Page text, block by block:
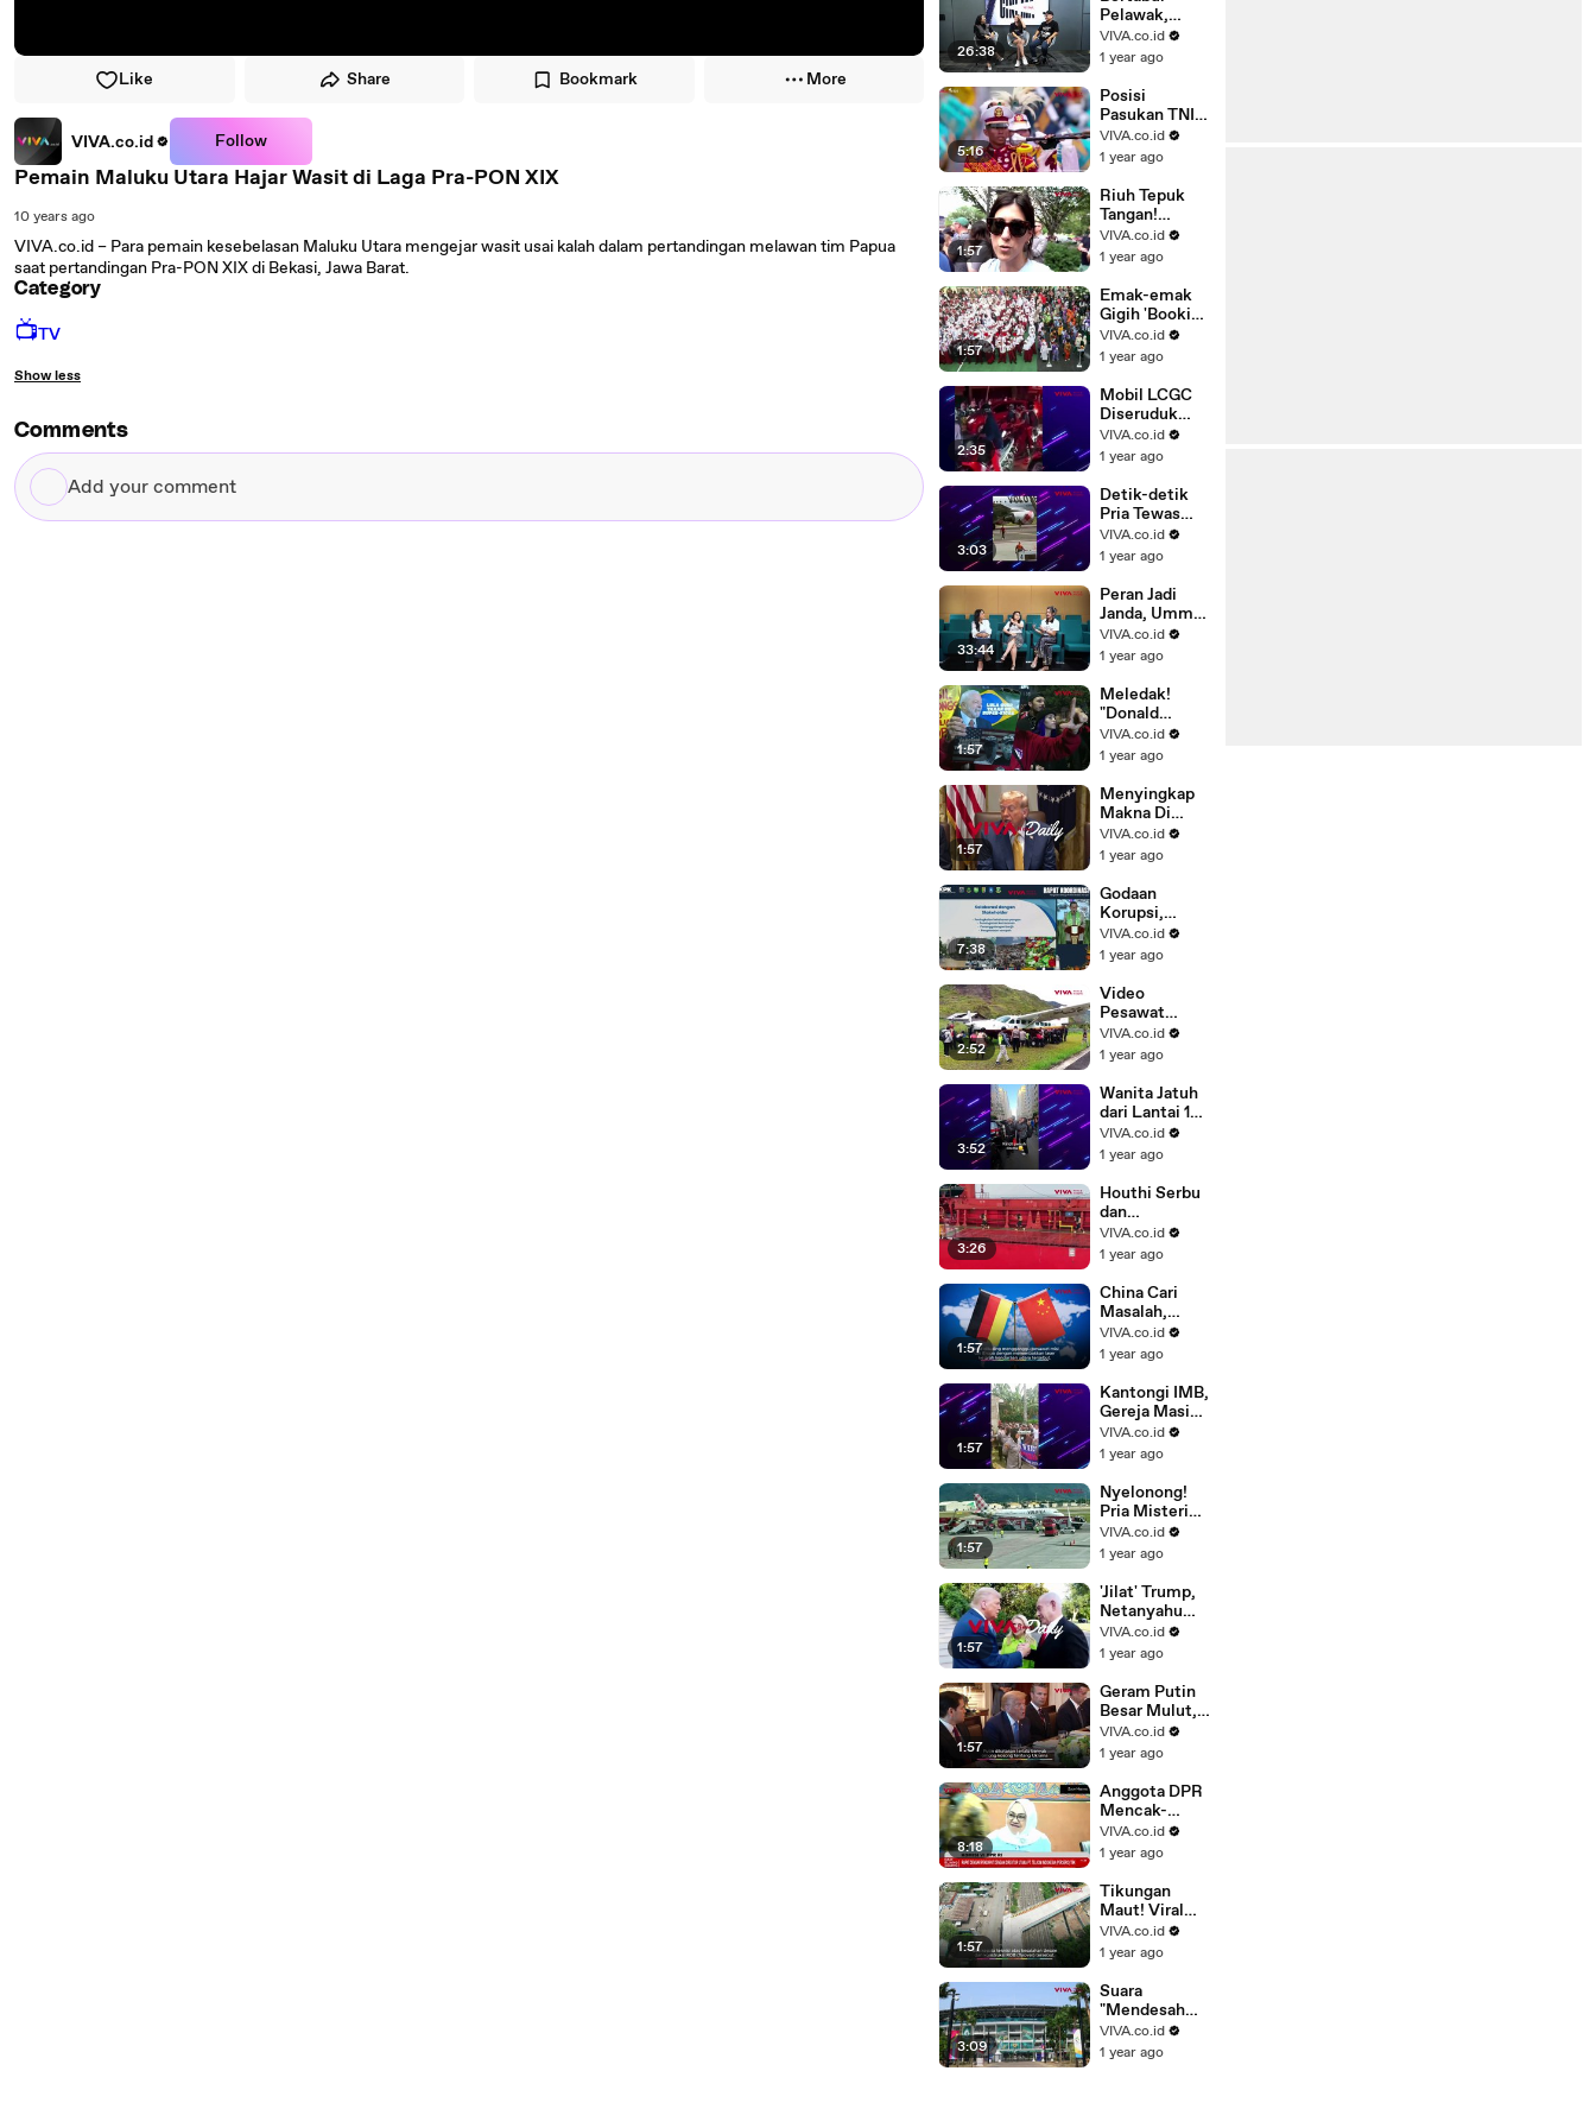
Like Share Bookmark More
VIVA.co.id Follow
Pemain Maluku Utara Hajar Wasit di Laga Pra-PON XIX
10 years ago
VIVA.co.id – Para pemain kesebelasan Maluku Utara mengejar wasit usai kalah dalam pertandingan melawan tim Papua
saat pertandingan Pra-PON XIX di Bekasi, Jawa Barat.
Category
📺TV
Show less
Comments
Add
your
26:38
Pelawak,
Rachel
Oldham
Renaga
Tahier?
VIVA.co.id
1 year ago
5:16
Posisi
Pasukan TNI
Dalam
Pembuka
2025
VIVA.co.id
1 year ago
1:57
Riuh Tepuk
Tangan!
Gedung
Kemlu AS
Mata Buntut..
VIVA.co.id
1 year ago
1:57
Emak-emak
Gigih 'Booking
Kursi' Paling
Depan Bagi
VIVA.co.id
1 year ago
2:35
Mobil LCGC
Diseruduk
Damkar
Gegara
VIVA.co.id
1 year ago
3:03
Detik-detik
Pria Tewas
Tersedot ke
Mesin
Bandara
VIVA.co.id
1 year ago
33:44
Peran Jadi
Janda, Ummi
Quary Curhat
Tegar Usai
VIVA.co.id
1 year ago
1:57
Meledak!
"Donald
Trump"
Dibakar
Pedemo
VIVA.co.id
1 year ago
1:57
Menyingkap
Makna Di
Balik Foto
Trump Pakai
Superman
VIVA.co.id
1 year ago
7:38
Godaan
Korupsi,
Pramono
Anung selalu
Wajah Cucu
VIVA.co.id
1 year ago
2:52
Video
Pesawat
Pecah Ban
Saat
Bandara Mulia
Papua
VIVA.co.id
1 year ago
3:52
Wanita Jatuh
dari Lantai 19
Gegara Pria
Misterius
VIVA.co.id
1 year ago
3:26
Houthi Serbu
dan
Tenggelamka
n Kapal di
VIVA.co.id
1 year ago
1:57
China Cari
Masalah,
Jerman
Meradang
Laser
VIVA.co.id
1 year ago
1:57
Kantongi IMB,
Gereja Masih
Ditolak Warga
Muslim di
VIVA.co.id
1 year ago
1:57
Nyelonong!
Pria Misterius
Tewas
Tersedot
Pesawat
VIVA.co.id
1 year ago
1:57
'Jilat' Trump,
Netanyahu
Beraksi
Konyol di
VIVA.co.id
1 year ago
1:57
Geram Putin
Besar Mulut,
Trump Bantu
Ukraina
Hidup
VIVA.co.id
1 year ago
8:18
Anggota DPR
Mencak-
mencak
Telkomsel
"Rampas"
Sisa..
VIVA.co.id
1 year ago
1:57
Tikungan
Maut! Viral
Flyover 90
Derajat di
VIVA.co.id
1 year ago
3:09
Suara
"Mendesah
Wanita" Tiba-
Tiba
VIVA.co.id
1 year ago